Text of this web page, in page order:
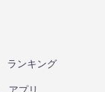
ランキング
アプリ